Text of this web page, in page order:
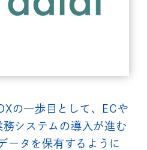
の一歩目として、ECや
システムの導入が進む
ータを保有するように